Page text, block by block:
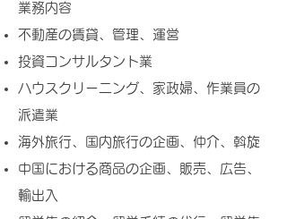
​業務内容​
不動産の賃貸、管理、運営
投資コンサルタント業
ハウスクリーニング、家政婦、作業員の
派遣業
海外旅行、国内旅行の企画、仲介、斡旋
中国における商品の企画、販売、広告、
輸出入